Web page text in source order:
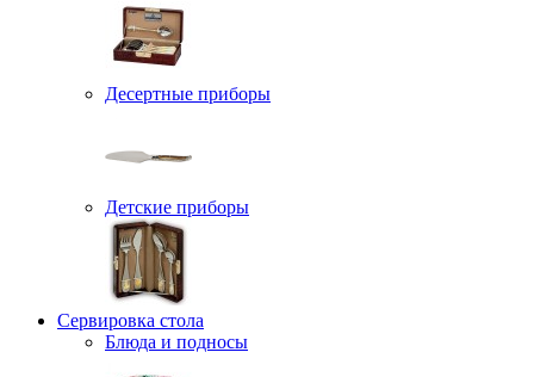
Десертные приборы
Детские приборы
Сервировка стола
Блюда и подносы